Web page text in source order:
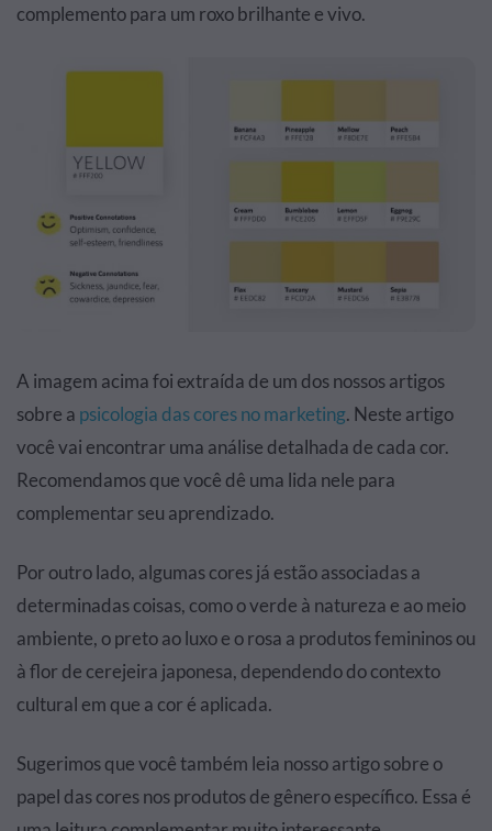
complemento para um roxo brilhante e vivo.
A imagem acima foi extraída de um dos nossos artigos
sobre a psicologia das cores no marketing. Neste artigo
você vai encontrar uma análise detalhada de cada cor.
Recomendamos que você dê uma lida nele para
complementar seu aprendizado.
Por outro lado, algumas cores já estão associadas a
determinadas coisas, como o verde à natureza e ao meio
ambiente, o preto ao luxo e o rosa a produtos femininos ou
à flor de cerejeira japonesa, dependendo do contexto
cultural em que a cor é aplicada.
Sugerimos que você também leia nosso artigo sobre o
papel das cores nos produtos de gênero específico. Essa é